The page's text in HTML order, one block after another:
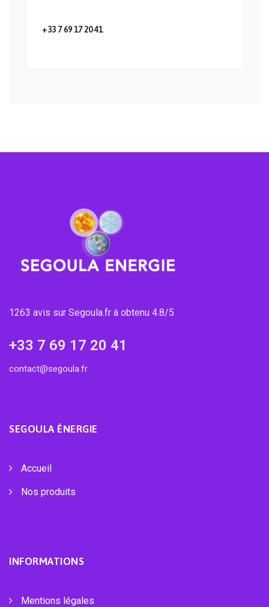
+33 7 69 17 20 41
1263 avis sur Segoula.fr à obtenu 4.8/5
+33 7 69 17 20 41
contact@segoula.fr
SEGOULA ÉNERGIE
Accueil
Nos produits
INFORMATIONS
Mentions légales